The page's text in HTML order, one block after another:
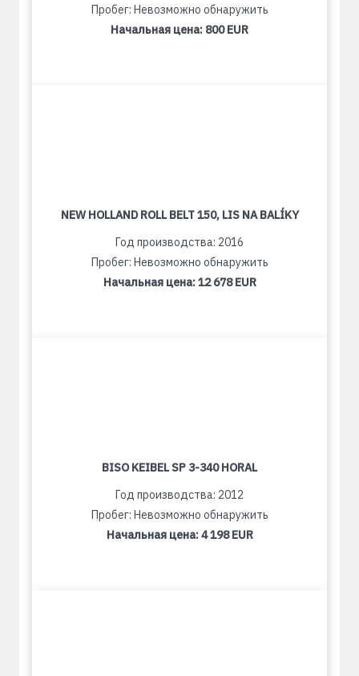
Пробег: Невозможно обнаружить
Начальная цена: 800 EUR
NEW HOLLAND ROLL BELT 150, LIS NA BALÍKY
Год производства: 2016
Пробег: Невозможно обнаружить
Начальная цена:12 678 EUR
BISO KEIBEL SP 3-340 HORAL
Год производства: 2012
Пробег: Невозможно обнаружить
Начальная цена:4 198 EUR